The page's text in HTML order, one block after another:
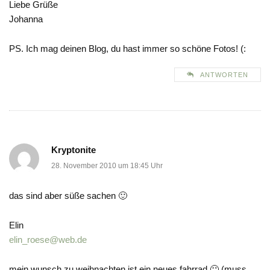
Liebe Grüße
Johanna
PS. Ich mag deinen Blog, du hast immer so schöne Fotos! (:
ANTWORTEN
Kryptonite
28. November 2010 um 18:45 Uhr
das sind aber süße sachen 🙂
Elin
elin_roese@web.de